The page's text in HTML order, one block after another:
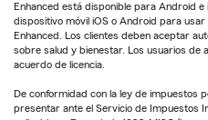
Enhanced está disponible para Android
dispositivo móvil iOS o Android para
Enhanced. Los clientes deben aceptar
sobre salud y bienestar. Los usuarios de
acuerdo de licencia.
De conformidad con la ley de impuestos
presentar ante el Servicio de Impuestos